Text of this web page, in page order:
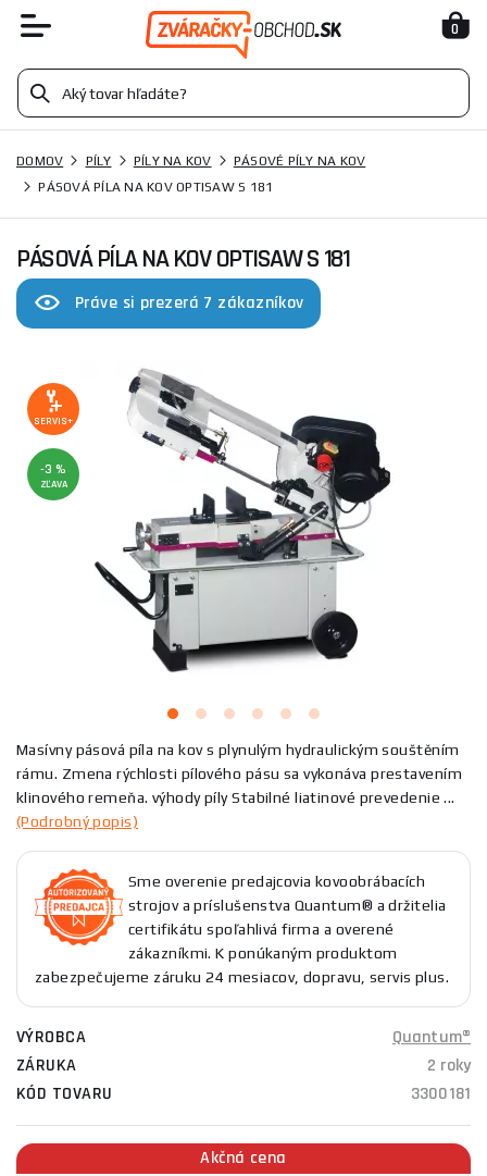
0
DOMOV PÍLY PÍLY NA KOV
PÁSOVÉ PÍLY NA KOV
PÁSOVÁ PÍLA NA KOV OPTISAW S 181
PÁSOVÁ PÍLA NA KOV OPTISAW S 181
Práve si prezerá 7 zákazníkov
SERVIS+
-3 %
ZĽAVA
Masívny pásová píla na kov s plynulým hydraulickým souštěním
rámu. Zmena rýchlosti pílového pásu sa vykonáva prestavením
klinového remeňa. výhody píly Stabilné liatinové prevedenie ...
(Podrobný popis)
Sme overenie predajcovia kovoobrábacích
strojov a príslušenstva Quantum® a držitelia
certifikátu spoľahlivá firma a overené
zákazníkmi. K ponúkaným produktom
zabezpečujeme záruku 24 mesiacov, dopravu, servis plus.
VÝROBCA
Quantum®
ZÁRUKA
2 roky
KÓD TOVARU
3300181
Akčná cena